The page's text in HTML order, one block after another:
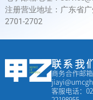
注册营业地址：广东省
2701-2702
联系我们
商务合作邮箱
客服电话：